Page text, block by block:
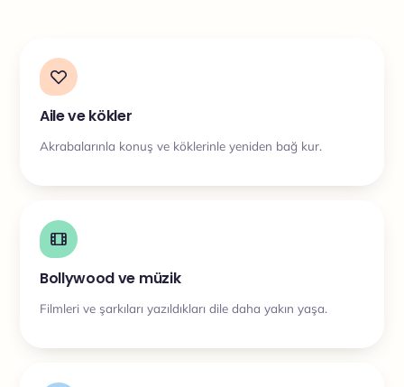
Aile ve kökler
Akrabalarınla konuş ve köklerinle yeniden bağ kur.
Bollywood ve müzik
Filmleri ve şarkıları yazıldıkları dile daha yakın yaşa.